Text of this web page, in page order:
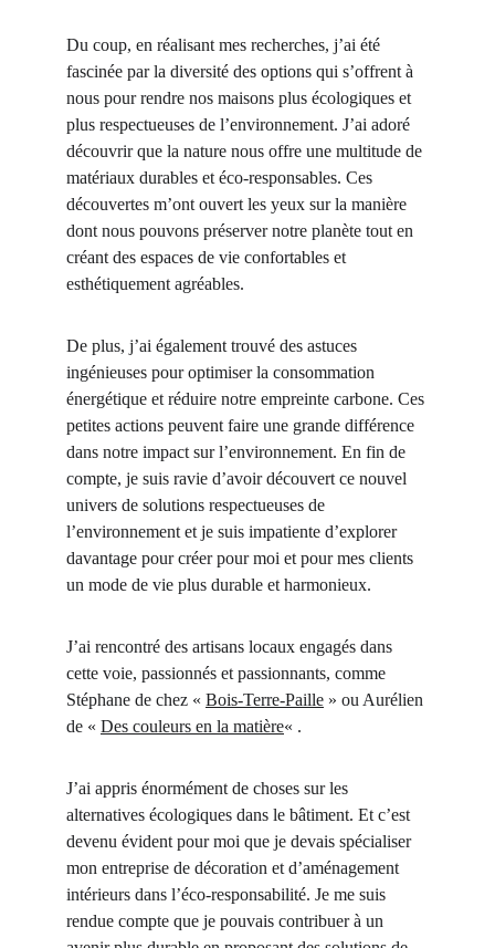
Du coup, en réalisant mes recherches, j’ai été
fascinée par la diversité des options qui s’offrent à
nous pour rendre nos maisons plus écologiques et
plus respectueuses de l’environnement. J’ai adoré
découvrir que la nature nous offre une multitude de
matériaux durables et éco-responsables. Ces
découvertes m’ont ouvert les yeux sur la manière
dont nous pouvons préserver notre planète tout en
créant des espaces de vie confortables et
esthétiquement agréables.
De plus, j’ai également trouvé des astuces
ingénieuses pour optimiser la consommation
énergétique et réduire notre empreinte carbone. Ces
petites actions peuvent faire une grande différence
dans notre impact sur l’environnement. En fin de
compte, je suis ravie d’avoir découvert ce nouvel
univers de solutions respectueuses de
l’environnement et je suis impatiente d’explorer
davantage pour créer pour moi et pour mes clients
un mode de vie plus durable et harmonieux.
J’ai rencontré des artisans locaux engagés dans
cette voie, passionnés et passionnants, comme
Stéphane de chez « Bois-Terre-Paille » ou Aurélien
de « Des couleurs en la matière« .
J’ai appris énormément de choses sur les
alternatives écologiques dans le bâtiment. Et c’est
devenu évident pour moi que je devais spécialiser
mon entreprise de décoration et d’aménagement
intérieurs dans l’éco-responsabilité. Je me suis
rendue compte que je pouvais contribuer à un